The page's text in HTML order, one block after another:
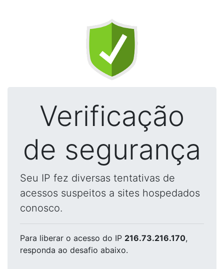
Verificação
de segurança
Seu IP fez diversas tentativas de
acessos suspeitos a sites hospedados
conosco.
Para liberar o acesso do IP 216.73.216.170,
responda ao desafio abaixo.